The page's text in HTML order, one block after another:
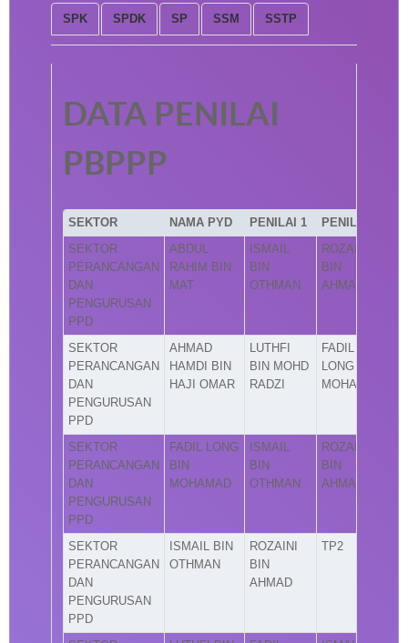
SPK SPDK SP SSM SSTP
DATA PENILAI
PBPPP
SEKTOR NAMA PYD PENILAI 1 PENILAI 2
SEKTOR
PERANCANGAN
DAN
PENGURUSAN
PPD
ABDUL
RAHIM BIN
MAT
ISMAIL
BIN
OTHMAN
ROZAINI
BIN
AHMAD
SEKTOR
PERANCANGAN
DAN
PENGURUSAN
PPD
AHMAD
HAMDI BIN
HAJI OMAR
LUTHFI
BIN MOHD
RADZI
FADIL
LONG BIN
MOHAMAD
SEKTOR
PERANCANGAN
DAN
PENGURUSAN
PPD
FADIL LONG
BIN
MOHAMAD
ISMAIL
BIN
OTHMAN
ROZAINI
BIN
AHMAD
SEKTOR
PERANCANGAN
DAN
PENGURUSAN
PPD
ISMAIL BIN
OTHMAN
ROZAINI
BIN
AHMAD
TP2